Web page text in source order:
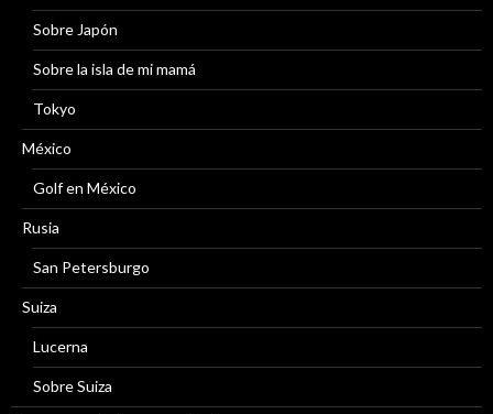
Sobre Japón
Sobre la isla de mi mamá
Tokyo
México
Golf en México
Rusia
San Petersburgo
Suiza
Lucerna
Sobre Suiza